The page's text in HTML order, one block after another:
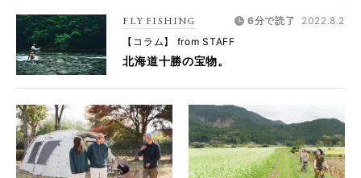
FLY FISHING 6分で読了
2022.8.2
【コラム】 from STAFF
北海道十勝の宝物。